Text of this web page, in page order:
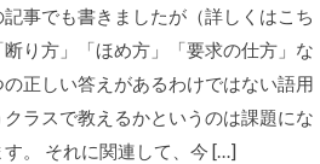
記事でも書きましたが（詳しくはこち
断り方」「ほめ方」「要求の仕方」な
の正しい答えがあるわけではない語用
ラスで教えるかというのは課題にな
す。 それに関連して、今 […]